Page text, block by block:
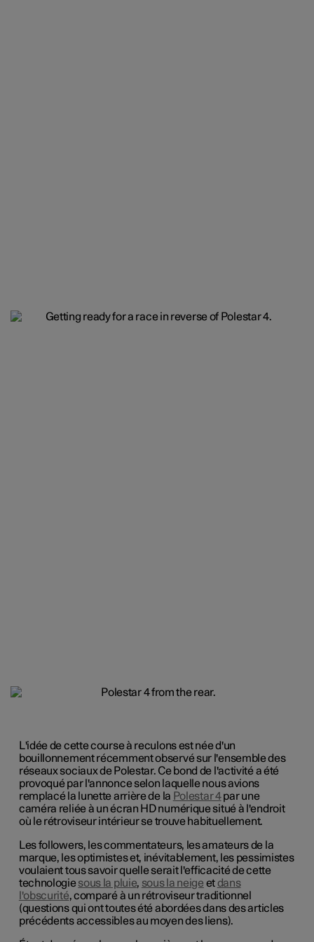
L'idée de cette course à reculons est née d'un
bouillonnement récemment observé sur l'ensemble des
réseaux sociaux de Polestar. Ce bond de l'activité a été
provoqué par l'annonce selon laquelle nous avions
remplacé la lunette arrière de la Polestar 4par une
caméra reliée à un écran HD numérique situé à l'endroit
où le rétroviseur intérieur se trouve habituellement.
Les followers, les commentateurs, les amateurs de la
marque, les optimistes et, inévitablement, les pessimistes
voulaient tous savoir quelle serait l'efficacité de cette
technologiesous la pluie, sous la neige etdans
l'obscurité, comparé à un rétroviseur traditionnel
(questions qui ont toutes été abordées dans des articles
précédents accessibles au moyen des liens).